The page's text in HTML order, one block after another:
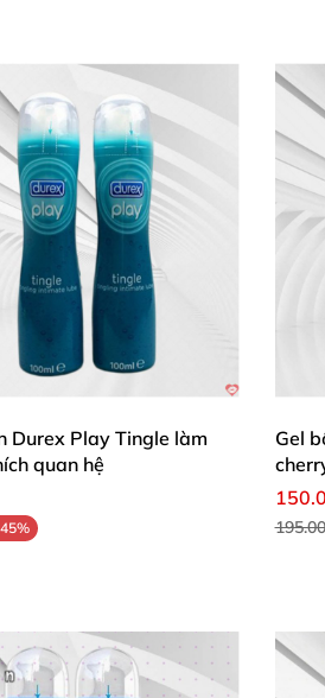
Durex Play Tingle làm
quan hệ
Gel